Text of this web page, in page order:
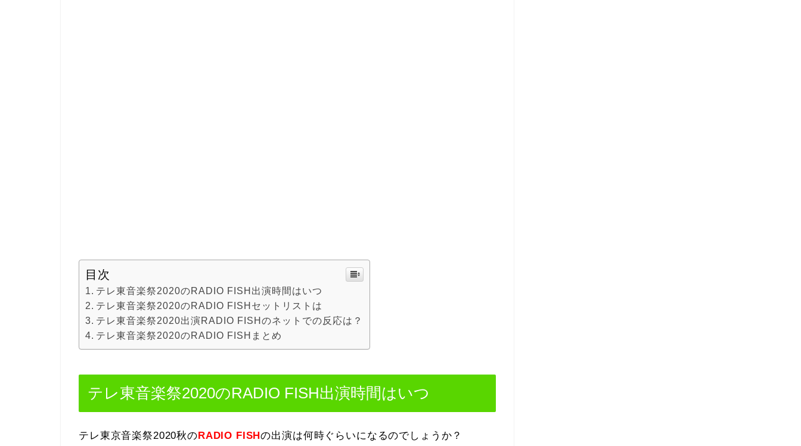
目次
テレ東音楽祭2020のRADIO FISH出演時間はいつ
テレ東音楽祭2020のRADIO FISHセットリストは
テレ東音楽祭2020出演RADIO FISHのネットでの反応は？
テレ東音楽祭2020のRADIO FISHまとめ
テレ東音楽祭2020のRADIO FISH出演時間はいつ
テレ東京音楽祭2020秋の RADIO FISHの出演は何時ぐらいになるのでしょうか？